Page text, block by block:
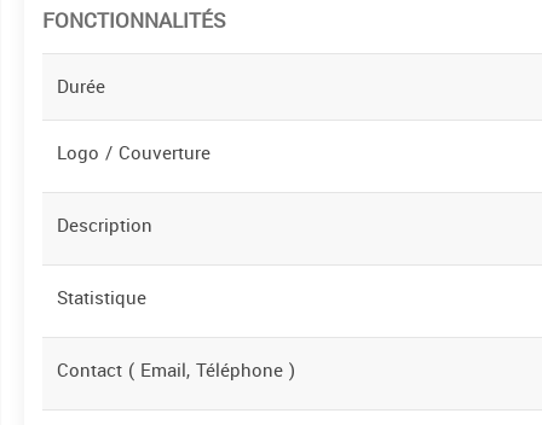
FONCTIONNALITÉS
Durée
Logo / Couverture
Description
Statistique
Contact ( Email, Téléphone )